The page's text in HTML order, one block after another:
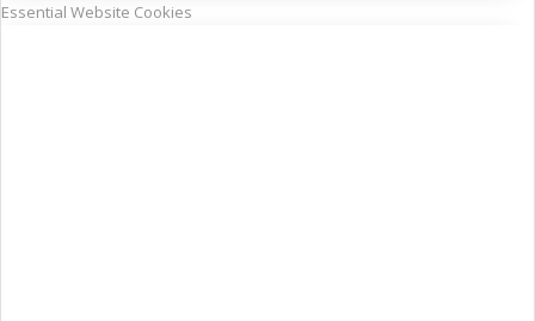
Essential Website Cookies